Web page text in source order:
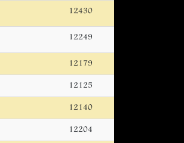
12430
12249
12179
12125
12140
12204